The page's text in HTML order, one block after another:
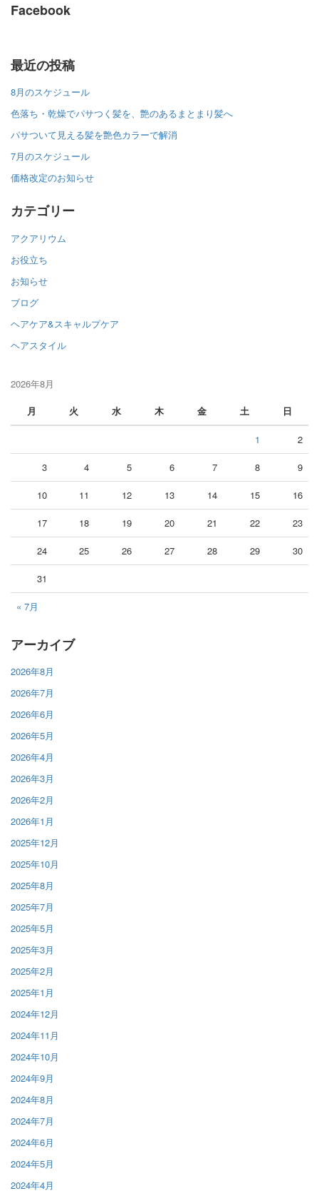
Facebook
最近の投稿
8月のスケジュール
色落ち・乾燥でパサつく髪を、艶のあるまとまり髪へ
パサついて見える髪を艶色カラーで解消
7月のスケジュール
価格改定のお知らせ
カテゴリー
アクアリウム
お役立ち
お知らせ
ブログ
ヘアケア&スキャルプケア
ヘアスタイル
2026年8月
月
火 水 木 金 土 日
« 7月
1 2
3 4 5 6 7 8 9
10 11 12 13 14 15 16
17 18 19 20 21 22 23
24 25 26 27 28 29 30
31
アーカイブ
2026年8月
2026年7月
2026年6月
2026年5月
2026年4月
2026年3月
2026年2月
2026年1月
2025年12月
2025年10月
2025年8月
2025年7月
2025年5月
2025年3月
2025年2月
2025年1月
2024年12月
2024年11月
2024年10月
2024年9月
2024年8月
2024年7月
2024年6月
2024年5月
2024年4月